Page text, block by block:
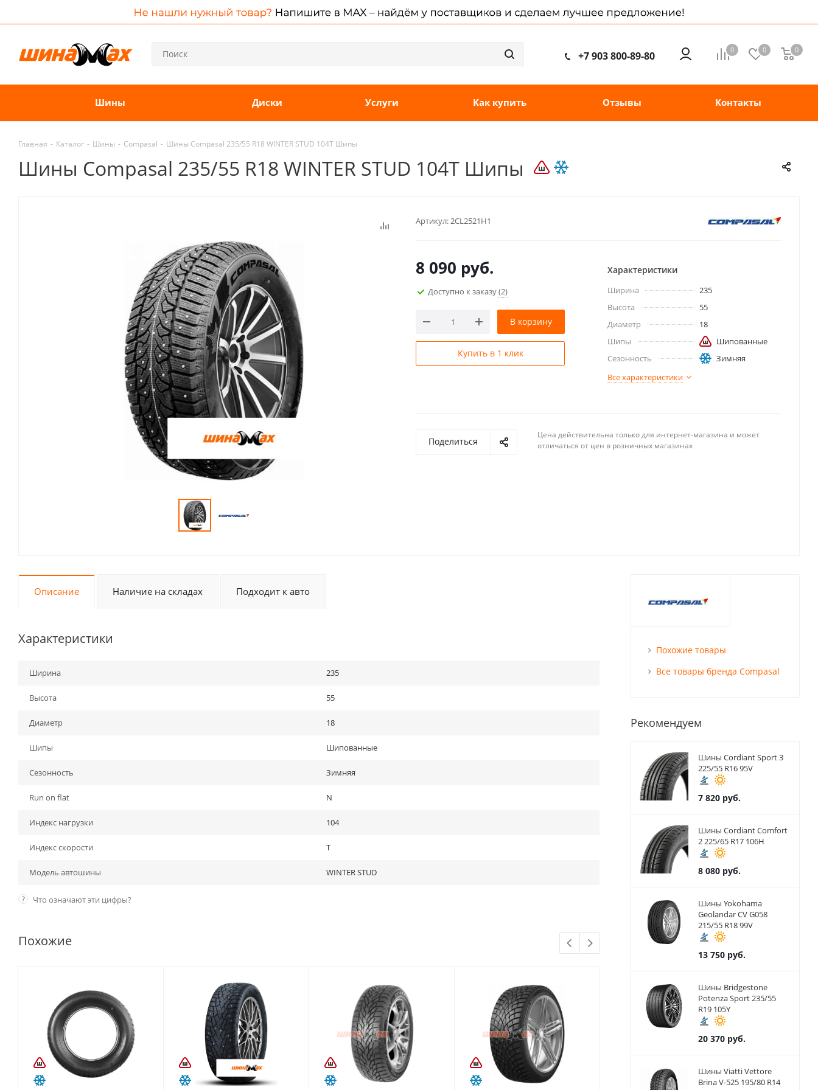
0 0 0
+7 903 800-89-80
Шины Диски Услуги Как купить Отзывы Контакты
Главная - Каталог - Шины - Compasal - Шины Compasal 235/55 R18 WINTER STUD 104T Шипы
Шины Compasal 235/55 R18 WINTER STUD 104T Шипы
Артикул:2CL2521H1
8 090 руб.
Доступно к заказу(2)
В корзину
Купить в 1 клик
Характеристики
Ширина
235
Высота
55
Диаметр
18
Шипы
Шипованные
Сезонность
Зимняя
Все характеристики
Поделиться
Цена действительна только для интернет-магазина и может
отличаться от цен в розничных магазинах
Описание Наличие на складах Подходит к авто
Характеристики
Ширина 235
Высота 55
Диаметр 18
Шипы Шипованные
Сезонность Зимняя
Run on flat N
Индекс нагрузки 104
Индекс скорости T
Модель автошины WINTER STUD
? Что означают эти цифры?
Похожие
Похожие товары
Все товары бренда Compasal
Рекомендуем
Шины Cordiant Sport 3
225/55 R16 95V
7 820руб.
Шины Cordiant Comfort
2 225/65 R17 106H
8 080руб.
Шины Yokohama
Geolandar CV G058
215/55 R18 99V
13 750руб.
Шины Bridgestone
Potenza Sport 235/55
R19 105Y
20 370руб.
Шины Viatti Vettore
Brina V-525 195/80 R14